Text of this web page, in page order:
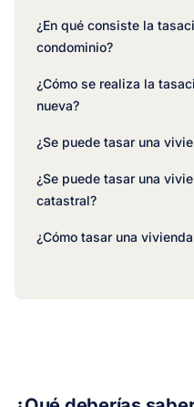
¿En qué consiste la
condominio?
¿Cómo se realiza la
nueva?
¿Se puede tasar una
¿Se puede tasar una
catastral?
¿Cómo tasar una